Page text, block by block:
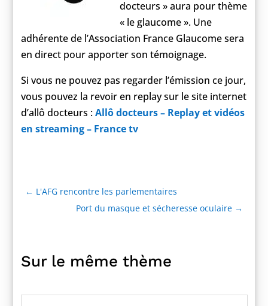
docteurs » aura pour thème
« le glaucome ». Une
adhérente de l’Association France Glaucome sera
en direct pour apporter son témoignage.
Si vous ne pouvez pas regarder l’émission ce jour,
vous pouvez la revoir en replay sur le site internet
d’allô docteurs :Allô docteurs – Replay et vidéos
en streaming – France tv
← L'AFG rencontre les parlementaires
Port du masque et sécheresse oculaire→
Sur le même thème